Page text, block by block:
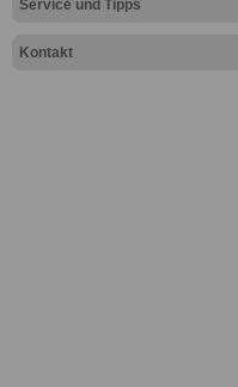
Service und Tipps
Kontakt